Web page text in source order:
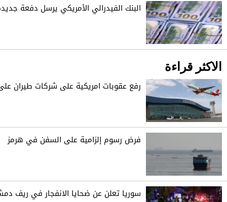
البنك الفيدرالي الأمريكي يرسل دفعة
الاكثر قراءة
رفع عقوبات امريكية على شركات طيران
فرض رسوم إلزامية على السفن في هرمز
سوريا تعلن عن ضحايا الانفجار في ريف